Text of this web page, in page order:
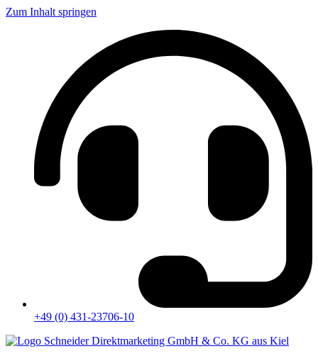
Zum Inhalt springen
+49 (0) 431-23706-10